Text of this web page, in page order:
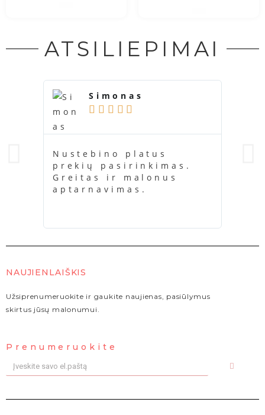
ATSILIEPIMAI
Simonas
    
Nustebino platus
prekių pasirinkimas.
Greitas ir malonus
aptarnavimas.
NAUJIENLAIŠKIS
Užsiprenumeruokite ir gaukite naujienas, pasiūlymus
skirtus jūsų malonumui.
Prenumeruokite